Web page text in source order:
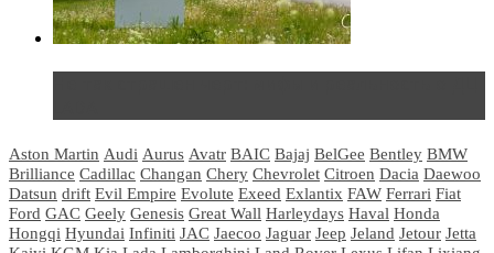
Aston Martin Audi Aurus Avatr BAIC Bajaj BelGee Bentley BMW
Brilliance Cadillac Changan Chery Chevrolet Citroen Dacia Daewoo
Datsun drift Evil Empire Evolute Exeed Exlantix FAW Ferrari Fiat
Ford GAC Geely Genesis Great Wall Harleydays Haval Honda
Hongqi Hyundai Infiniti JAC Jaecoo Jaguar Jeep Jeland Jetour Jetta